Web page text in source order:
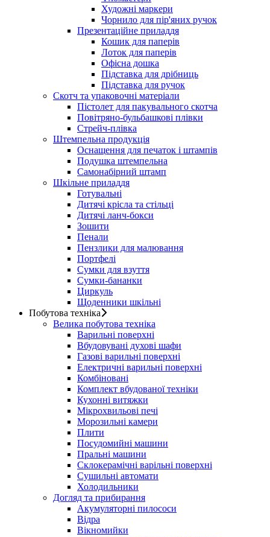
Художні маркери
Чорнило для пір'яних ручок
Презентаційне приладдя
Кошик для паперів
Лоток для паперів
Офісна дошка
Підставка для дрібниць
Підставка для ручок
Скотч та упаковочні матеріали
Пістолет для пакувального скотча
Повітряно-бульбашкові плівки
Стрейч-плівка
Штемпельна продукція
Оснащення для печаток і штампів
Подушка штемпельна
Самонабірний штамп
Шкільне приладдя
Готувальні
Дитячі крісла та стільці
Дитячі ланч-бокси
Зошити
Пенали
Пензлики для малювання
Портфелі
Сумки для взуття
Сумки-бананки
Циркуль
Щоденники шкільні
Побутова техніка
Велика побутова техніка
Варильні поверхні
Вбудовувані духові шафи
Газові варильні поверхні
Електричні варильні поверхні
Комбіновані
Комплект вбудованої техніки
Кухонні витяжки
Мікрохвильові печі
Морозильні камери
Плити
Посудомийні машини
Пральні машини
Склокерамічні варільні поверхні
Сушильні автомати
Холодильники
Догляд та прибирання
Акумуляторні пилососи
Відра
Вікномийки